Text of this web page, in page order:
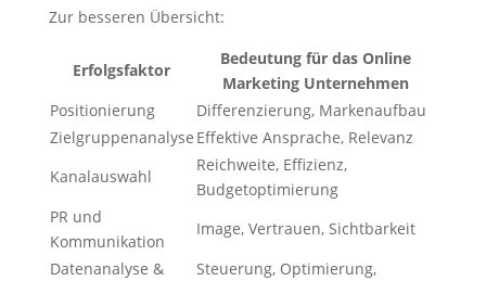
Zur besseren Übersicht:
Erfolgsfaktor
Bedeutung für das Online
Marketing Unternehmen
Positionierung
Differenzierung, Markenaufbau
Zielgruppenanalyse Effektive Ansprache, Relevanz
Kanalauswahl
Reichweite, Effizienz,
Budgetoptimierung
PR und
Kommunikation
Image, Vertrauen, Sichtbarkeit
Datenanalyse &
Steuerung, Optimierung,